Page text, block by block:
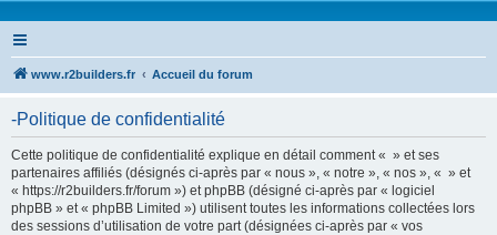
www.r2builders.fr Accueil du forum
-Politique de confidentialité
Cette politique de confidentialité explique en détail comment « » et ses
partenaires affiliés (désignés ci-après par « nous », « notre », « nos », « » et
« https://r2builders.fr/forum ») et phpBB (désigné ci-après par « logiciel
phpBB » et « phpBB Limited ») utilisent toutes les informations collectées lors
des sessions d’utilisation de votre part (désignées ci-après par « vos